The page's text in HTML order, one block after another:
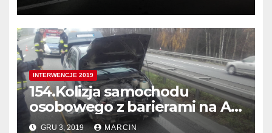
INTERWENCJE 2019
154.Kolizja samochodu
osobowego z barierami na A4
405 km. w Kierunku Tarnowa
GRU 3, 2019 MARCIN